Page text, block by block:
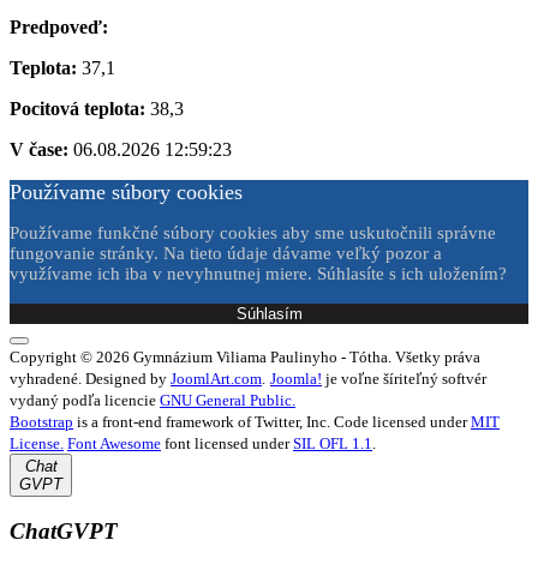
Predpoveď:
Teplota: 37,1
Pocitová teplota: 38,3
V čase: 06.08.2026 12:59:23
Používame súbory cookies
Používame funkčné súbory cookies aby sme uskutočnili správne
fungovanie stránky. Na tieto údaje dávame veľký pozor a
využívame ich iba v nevyhnutnej miere. Súhlasíte s ich uložením?
Súhlasím
Copyright © 2026 Gymnázium Viliama Paulinyho - Tótha. Všetky práva
vyhradené. Designed by JoomlArt.com Joomla! je voľne šíriteľný softvér
vydaný podľa licencie GNU General Public.
Bootstrap is a front-end framework of Twitter, Inc. Code licensed underMIT
License. Font Awesome font licensed underSIL OFL 1.1
Chat
GVPT
ChatGVPT